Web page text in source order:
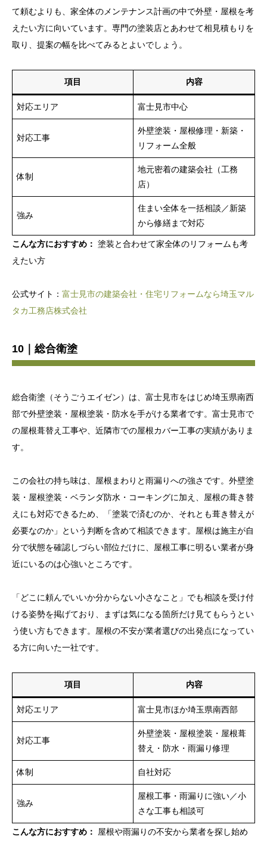
て頼むよりも、家全体のメンテナンス計画の中で外壁・屋根を考
えたい方に向いています。専門の塗装店とあわせて相見積もりを
取り、提案の幅を比べてみるとよいでしょう。
項目 内容
対応エリア 富士見市中心
対応工事
外壁塗装・屋根修理・新築・
リフォーム全般
体制
地元密着の建築会社（工務
店）
強み
住まい全体を一括相談／新築
から修繕まで対応
こんな方におすすめ： 塗装と合わせて家全体のリフォームも考
えたい方
公式サイト： 富士見市の建築会社・住宅リフォームなら埼玉マル
タカ工務店株式会社
10｜総合衛塗
総合衛塗（そうごうエイゼン）は、富士見市をはじめ埼玉県南西
部で外壁塗装・屋根塗装・防水を手がける業者です。富士見市で
の屋根葺替え工事や、近隣市での屋根カバー工事の実績がありま
す。
この会社の持ち味は、屋根まわりと雨漏りへの強さです。外壁塗
装・屋根塗装・ベランダ防水・コーキングに加え、屋根の葺き替
えにも対応できるため、「塗装で済むのか、それとも葺き替えが
必要なのか」という判断を含めて相談できます。屋根は施主が自
分で状態を確認しづらい部位だけに、屋根工事に明るい業者が身
近にいるのは心強いところです。
「どこに頼んでいいか分からない小さなこと」でも相談を受け付
ける姿勢を掲げており、まずは気になる箇所だけ見てもらうとい
う使い方もできます。屋根の不安が業者選びの出発点になってい
る方に向いた一社です。
項目 内容
対応エリア 富士見市ほか埼玉県南西部
対応工事
外壁塗装・屋根塗装・屋根葺
替え・防水・雨漏り修理
体制 自社対応
強み
屋根工事・雨漏りに強い／小
さな工事も相談可
こんな方におすすめ： 屋根や雨漏りの不安から業者を探し始め